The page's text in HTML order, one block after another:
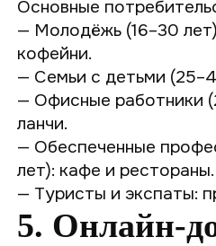
Основные
— Молодёжь (16–30
кофейни.
— Семьи с детьми
— Офисные работники
ланчи.
— Обеспеченные
лет): кафе и рестораны.
— Туристы и экспаты:
5. Онлайн-